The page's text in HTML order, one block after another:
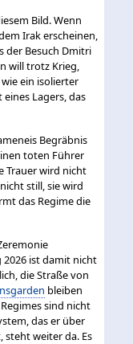
Bild. Wenn
Irak erscheinen,
der Besuch Dmitri
will trotz Krieg,
ein isolierter
Lagers, das
Begräbnis
toten Führer
Trauer wird nicht
still, sie wird
das Regime die
2026 ist damit nicht
die Straße von
bleiben
sind nicht
das er über
weiter da. Es